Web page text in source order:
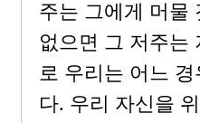
주는 그에게 머물
없으면 그 저주는
로 우리는 어느
다. 우리 자신을